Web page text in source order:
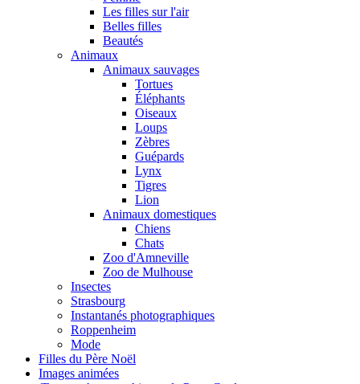
Les filles sur l'air
Belles filles
Beautés
Animaux
Animaux sauvages
Tortues
Éléphants
Oiseaux
Loups
Zèbres
Guépards
Lynx
Tigres
Lion
Animaux domestiques
Chiens
Chats
Zoo d'Amneville
Zoo de Mulhouse
Insectes
Strasbourg
Instantanés photographiques
Roppenheim
Mode
Filles du Père Noël
Images animées